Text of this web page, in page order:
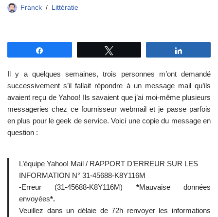
Franck Littératie
Il y a quelques semaines, trois personnes m’ont demandé
successivement s’il fallait répondre à un message mail qu’ils
avaient reçu de Yahoo! Ils savaient que j’ai moi-même plusieurs
messageries chez ce fournisseur webmail et je passe parfois
en plus pour le geek de service. Voici une copie du message en
question :
L’équipe Yahoo! Mail / RAPPORT D’ERREUR SUR LES
-Erreur (31-45688-K8Y116M) *Mauvaise données
envoyées*.
Veuillez dans un délaie de 72h renvoyer les informations